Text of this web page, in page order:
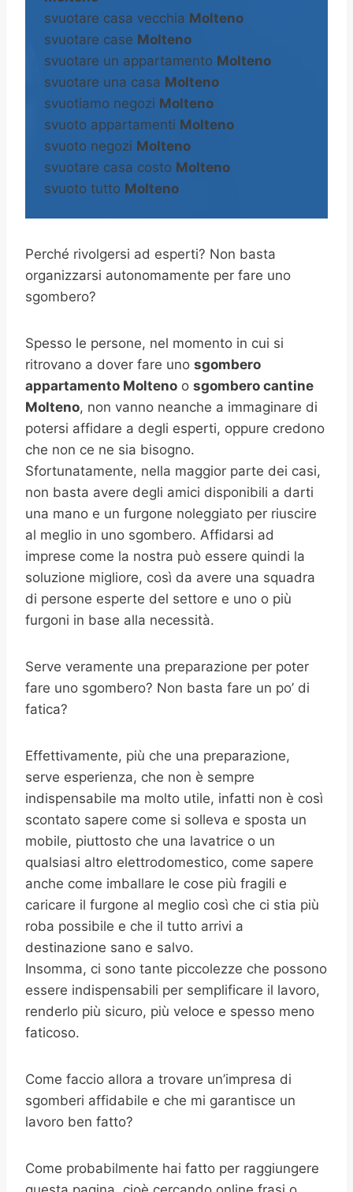
svuotare casa vecchia Molteno
svuotare case Molteno
svuotare un appartamento Molteno
svuotare una casa Molteno
svuotiamo negozi Molteno
svuoto appartamenti Molteno
svuoto negozi Molteno
svuotare casa costo Molteno
svuoto tutto Molteno
Perché rivolgersi ad esperti? Non basta
organizzarsi autonomamente per fare uno
sgombero?
Spesso le persone, nel momento in cui si
ritrovano a dover fare uno sgombero
appartamento Molteno o sgombero cantine
Molteno, non vanno neanche a immaginare di
potersi affidare a degli esperti, oppure credono
che non ce ne sia bisogno.
Sfortunatamente, nella maggior parte dei casi,
non basta avere degli amici disponibili a darti
una mano e un furgone noleggiato per riuscire
al meglio in uno sgombero. Affidarsi ad
imprese come la nostra può essere quindi la
soluzione migliore, così da avere una squadra
di persone esperte del settore e uno o più
furgoni in base alla necessità.
Serve veramente una preparazione per poter
fare uno sgombero? Non basta fare un po’ di
fatica?
Effettivamente, più che una preparazione,
serve esperienza, che non è sempre
indispensabile ma molto utile, infatti non è così
scontato sapere come si solleva e sposta un
mobile, piuttosto che una lavatrice o un
qualsiasi altro elettrodomestico, come sapere
anche come imballare le cose più fragili e
caricare il furgone al meglio così che ci stia più
roba possibile e che il tutto arrivi a
destinazione sano e salvo.
Insomma, ci sono tante piccolezze che possono
essere indispensabili per semplificare il lavoro,
renderlo più sicuro, più veloce e spesso meno
faticoso.
Come faccio allora a trovare un’impresa di
sgomberi affidabile e che mi garantisce un
lavoro ben fatto?
Come probabilmente hai fatto per raggiungere